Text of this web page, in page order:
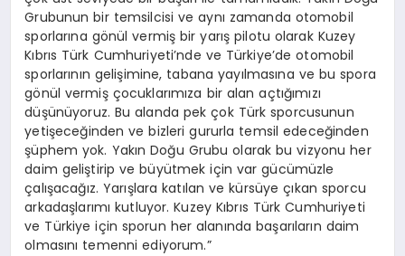
Grubunun bir temsilcisi ve aynı zamanda otomobil
sporlarına gönül vermiş bir yarış pilotu olarak Kuzey
Kıbrıs Türk Cumhuriyeti’nde ve Türkiye’de otomobil
sporlarının gelişimine, tabana yayılmasına ve bu spora
gönül vermiş çocuklarımıza bir alan açtığımızı
düşünüyoruz. Bu alanda pek çok Türk sporcusunun
yetişeceğinden ve bizleri gururla temsil edeceğinden
şüphem yok. Yakın Doğu Grubu olarak bu vizyonu her
daim geliştirip ve büyütmek için var gücümüzle
çalışacağız. Yarışlara katılan ve kürsüye çıkan sporcu
arkadaşlarımı kutluyor. Kuzey Kıbrıs Türk Cumhuriyeti
ve Türkiye için sporun her alanında başarıların daim
olmasını temenni ediyorum.”